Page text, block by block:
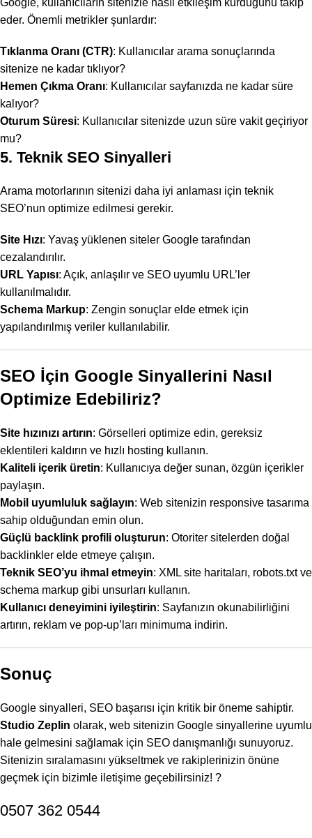
Google, kullanıcıların sitenizle nasıl etkileşim kurduğunu takip
eder. Önemli metrikler şunlardır:
Tıklanma Oranı (CTR): Kullanıcılar arama sonuçlarında
sitenize ne kadar tıklıyor?
Hemen Çıkma Oranı: Kullanıcılar sayfanızda ne kadar süre
kalıyor?
Oturum Süresi: Kullanıcılar sitenizde uzun süre vakit geçiriyor
mu?
5. Teknik SEO Sinyalleri
Arama motorlarının sitenizi daha iyi anlaması için teknik
SEO’nun optimize edilmesi gerekir.
Site Hızı: Yavaş yüklenen siteler Google tarafından
cezalandırılır.
URL Yapısı: Açık, anlaşılır ve SEO uyumlu URL’ler
kullanılmalıdır.
Schema Markup: Zengin sonuçlar elde etmek için
yapılandırılmış veriler kullanılabilir.
SEO İçin Google Sinyallerini Nasıl
Optimize Edebiliriz?
Site hızınızı artırın: Görselleri optimize edin, gereksiz
eklentileri kaldırın ve hızlı hosting kullanın.
Kaliteli içerik üretin: Kullanıcıya değer sunan, özgün içerikler
paylaşın.
Mobil uyumluluk sağlayın: Web sitenizin responsive tasarıma
sahip olduğundan emin olun.
Güçlü backlink profili oluşturun: Otoriter sitelerden doğal
backlinkler elde etmeye çalışın.
Teknik SEO’yu ihmal etmeyin: XML site haritaları, robots.txt ve
schema markup gibi unsurları kullanın.
Kullanıcı deneyimini iyileştirin: Sayfanızın okunabilirliğini
artırın, reklam ve pop-up’ları minimuma indirin.
Sonuç
Google sinyalleri, SEO başarısı için kritik bir öneme sahiptir.
Studio Zeplin olarak, web sitenizin Google sinyallerine uyumlu
hale gelmesini sağlamak için SEO danışmanlığı sunuyoruz.
Sitenizin sıralamasını yükseltmek ve rakiplerinizin önüne
geçmek için bizimle iletişime geçebilirsiniz! ?
0507 362 0544